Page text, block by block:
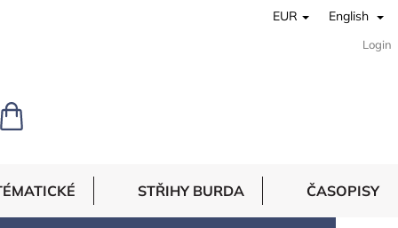
EUR English
Login
SHOPPING
CART
STŘIHY BURDA ČASOPISY